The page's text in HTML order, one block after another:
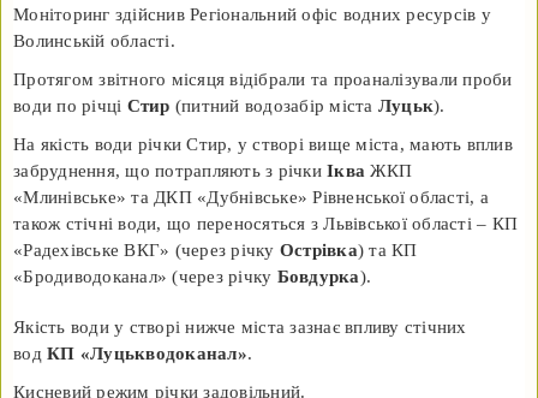
Моніторинг здійснив Регіональний офіс водних ресурсів у
Волинській області.
Протягом звітного місяця відібрали та проаналізували проби
води по річці Стир (питний водозабір міста Луцьк).
На якість води річки Стир, у створі вище міста, мають вплив
забруднення, що потрапляють з річки Іква ЖКП
«Млинівське» та ДКП «Дубнівське» Рівненської області, а
також стічні води, що переносяться з Львівської області – КП
«Радехівське ВКГ» (через річку Острівка) та КП
«Бродиводоканал» (через річку Бовдурка).
Якість води у створі нижче міста зазнає впливу стічних
вод КП «Луцькводоканал».
Кисневий режим річки задовільний.